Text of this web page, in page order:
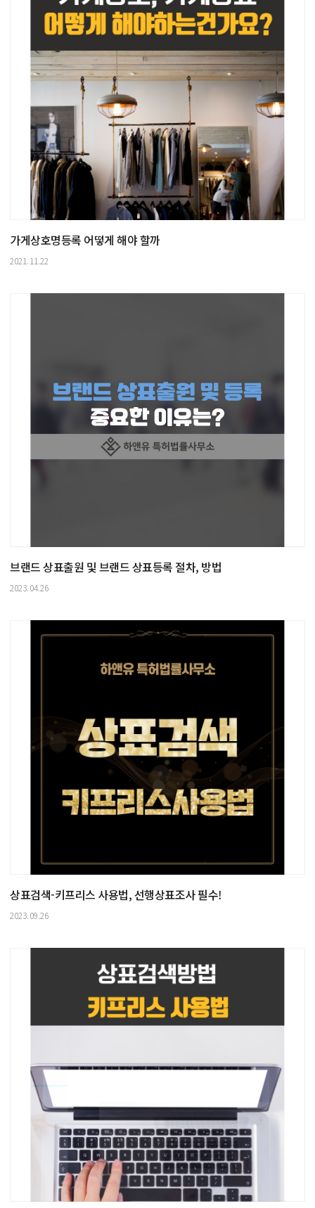
가게상호명등록 어떻게 해야 할까
2021.11.22
브랜드 상표출원 및 브랜드 상표등록 절차, 방법
2023.04.26
상표검색-키프리스 사용법, 선행상표조사 필수!
2023.09.26